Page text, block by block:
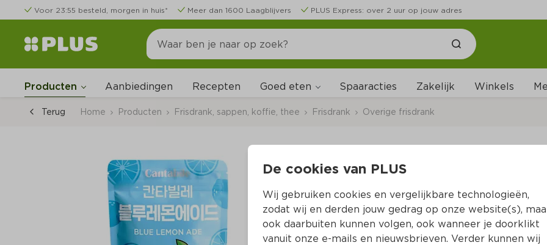
Voor 23:55 besteld, morgen in huis* Meer dan 1600 Laagblijvers PLUS Express: over 2 uur op jouw adres
Producten Aanbiedingen Recepten Goed eten Spaaracties Zakelijk Winkels
Terug Home Producten Frisdrank, sappen, koffie, thee Frisdrank Overige frisdrank
Cantabile Blue
Per Stazak 230 ml
Product niet beschikbaar bij jouw PLUS.
De cookies van PLUS
Wij gebruiken cookies en vergelijkbare technologieën,
zodat wij en derden jouw gedrag op onze website(s),
ook daarbuiten kunnen volgen, ook wanneer je doorklikt
vanuit onze e-mails en nieuwsbrieven. Verder kunnen wij